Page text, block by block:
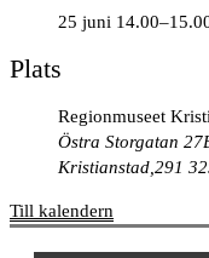
25 juni
Plats
Regionmuseet
Östra Storgatan
Kristianstad 291 32
Till kalendern